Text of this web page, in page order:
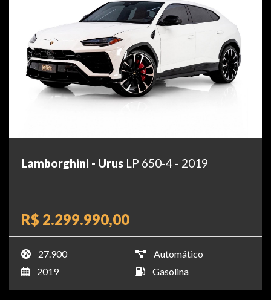
Lamborghini - Urus LP 650-4 - 2019
R$ 2.299.990,00
27.900
Automático
2019
Gasolina